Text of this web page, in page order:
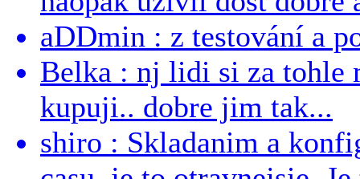
aDDmin : z testování a
Belka : nj lidi si za tohle
kupuji.. dobre jim tak...
shiro : Skladanim a